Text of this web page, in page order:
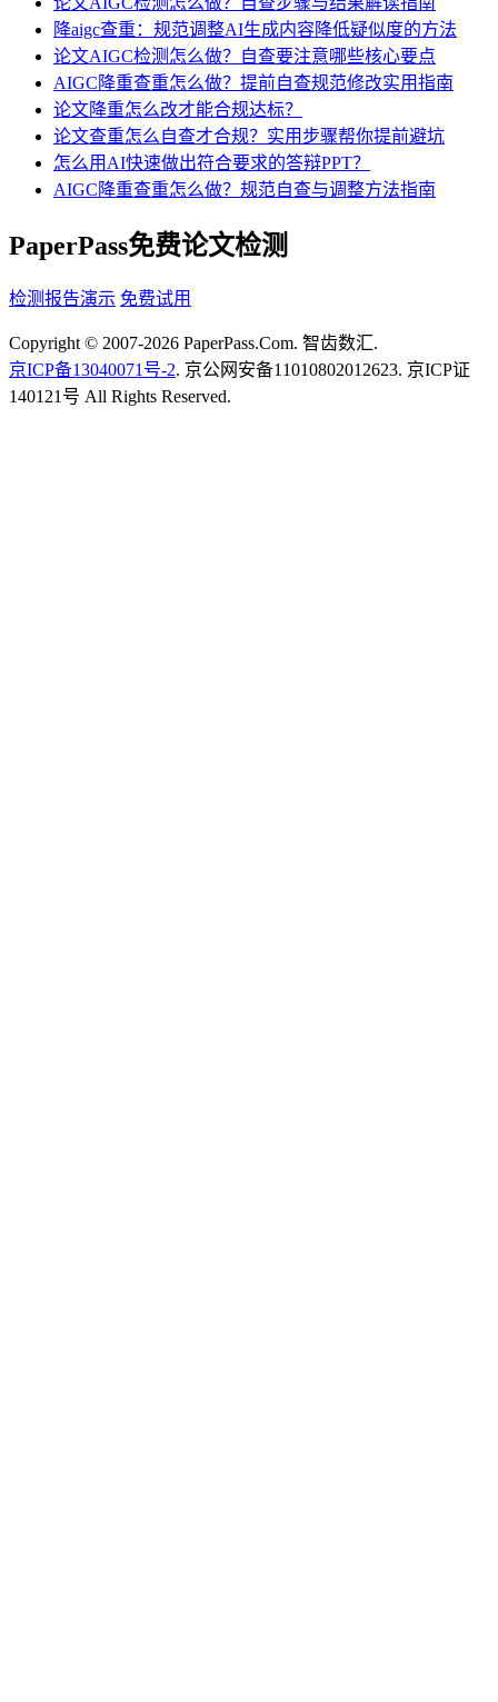
降aigc查重：规范调整AI生成内容降低疑似度的方法
论文AIGC检测怎么做？自查要注意哪些核心要点
AIGC降重查重怎么做？提前自查规范修改实用指南
论文降重怎么改才能合规达标？
论文查重怎么自查才合规？实用步骤帮你提前避坑
怎么用AI快速做出符合要求的答辩PPT？
AIGC降重查重怎么做？规范自查与调整方法指南
PaperPass免费论文检测
检测报告演示 免费试用
Copyright © 2007-2026 PaperPass.Com. 智齿数汇.
京ICP备13040071号-2. 京公网安备11010802012623. 京ICP证
140121号 All Rights Reserved.